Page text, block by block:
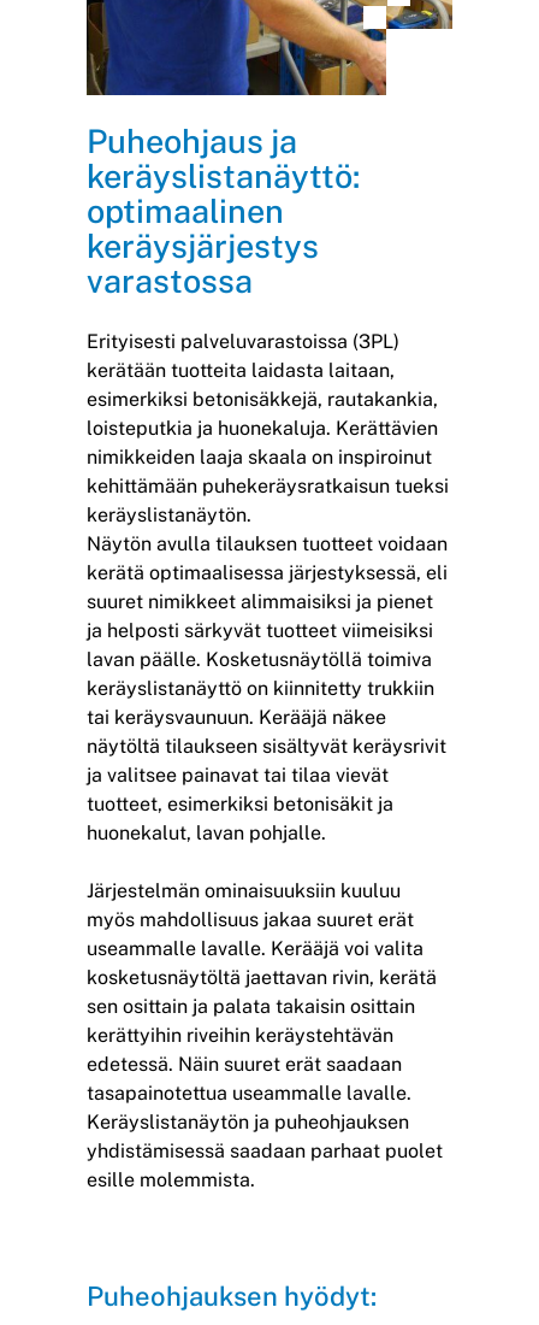
Puheohjaus ja
keräyslistanäyttö:
optimaalinen
keräysjärjestys
varastossa
Erityisesti palveluvarastoissa (3PL)
kerätään tuotteita laidasta laitaan,
esimerkiksi betonisäkkejä, rautakankia,
loisteputkia ja huonekaluja. Kerättävien
nimikkeiden laaja skaala on inspiroinut
kehittämään puhekeräysratkaisun tueksi
keräyslistanäytön.
Näytön avulla tilauksen tuotteet voidaan
kerätä optimaalisessa järjestyksessä, eli
suuret nimikkeet alimmaisiksi ja pienet
ja helposti särkyvät tuotteet viimeisiksi
lavan päälle. Kosketusnäytöllä toimiva
keräyslistanäyttö on kiinnitetty trukkiin
tai keräysvaunuun. Kerääjä näkee
näytöltä tilaukseen sisältyvät keräysrivit
ja valitsee painavat tai tilaa vievät
tuotteet, esimerkiksi betonisäkit ja
huonekalut, lavan pohjalle.
Järjestelmän ominaisuuksiin kuuluu
myös mahdollisuus jakaa suuret erät
useammalle lavalle. Kerääjä voi valita
kosketusnäytöltä jaettavan rivin, kerätä
sen osittain ja palata takaisin osittain
kerättyihin riveihin keräystehtävän
edetessä. Näin suuret erät saadaan
tasapainotettua useammalle lavalle.
Keräyslistanäytön ja puheohjauksen
yhdistämisessä saadaan parhaat puolet
esille molemmista.
Puheohjauksen hyödyt: